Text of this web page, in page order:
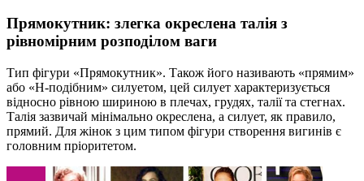
Прямокутник: злегка окреслена талія з
рівномірним розподілом ваги
Тип фігури «Прямокутник». Також його називають «прямим»
або «H-подібним» силуетом, цей силует характеризується
відносно рівною шириною в плечах, грудях, талії та стегнах.
Талія зазвичай мінімально окреслена, а силует, як правило,
прямий. Для жінок з цим типом фігури створення вигинів є
головним пріоритетом.